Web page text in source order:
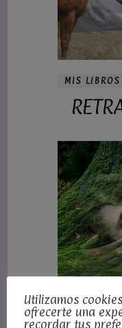
MIS
Utilizamos
ofrecerte una
recordar tus